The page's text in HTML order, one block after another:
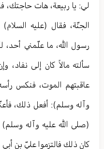
لي: يا ربيعة، هات حاجتك،
الجنّة، فقال (عليه
رسول الله، ما علّمني
سألته مالاً كان إلى نفاد،
عاقبتهم الموت، فنكس
وآله وسلم): أفعل ذلك،
(صلى الله عليه وآله
كان ذلك فالتزموا عليّ بن